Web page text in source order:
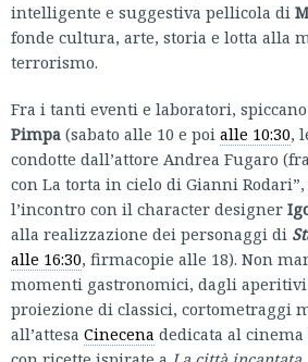
intelligente e suggestiva pellicola di
fonde cultura, arte, storia e lotta alla
terrorismo.
Fra i tanti eventi e laboratori,
Pimpa (sabato alle 10 e poi alle 10:30,
condotte dall’attore Andrea Fugaro
con La torta in cielo di Gianni
l’incontro con il character designer
alla realizzazione dei personaggi di
alle 16:30, firmacopie alle 18). Non
momenti gastronomici, dagli aperitivi
proiezione di classici, cortometraggi
all’attesa Cinecena dedicata al